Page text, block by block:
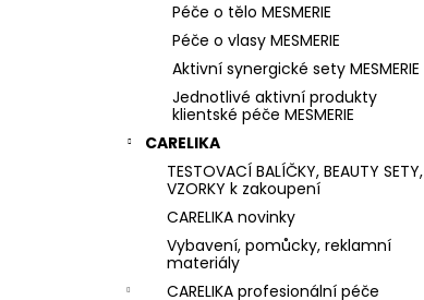
Péče o tělo MESMERIE
Péče o vlasy MESMERIE
Aktivní synergické sety MESMERIE
Jednotlivé aktivní produkty
klientské péče MESMERIE
CARELIKA
TESTOVACÍ BALÍČKY, BEAUTY SETY,
VZORKY k zakoupení
CARELIKA novinky
Vybavení, pomůcky, reklamní
materiály
CARELIKA profesionální péče